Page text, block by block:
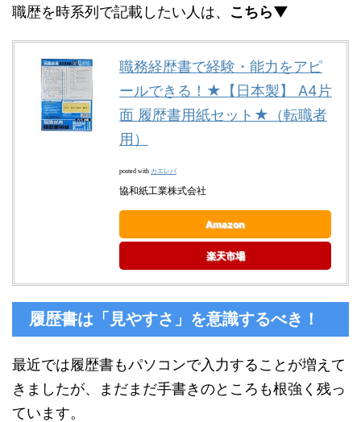
職歴を時系列で記載したい人は、 こちら▼
職務経歴書で経験・能力をアピ
ールできる！★【日本製】 A4片
面 履歴書用紙セット★（転職者
用）
posted with カエレバ
協和紙工業株式会社
Amazon
楽天市場
履歴書は「見やすさ」を意識するべき！
最近では履歴書もパソコンで入力することが増えて
きましたが、まだまだ手書きのところも根強く残っ
ています。